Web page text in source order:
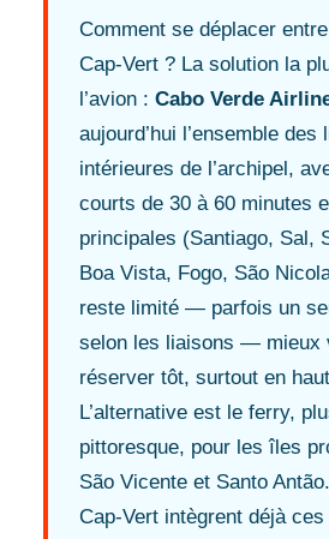
Comment se déplacer
Cap-Vert ? La solution la
l’avion : Cabo Verde
aujourd’hui l’ensemble des
intérieures de l’archipel,
courts de 30 à 60 minutes
principales (Santiago, Sal,
Boa Vista, Fogo, São
reste limité — parfois un
selon les liaisons — mieux
réserver tôt, surtout en
L’alternative est le ferry,
pittoresque, pour les îles
São Vicente et Santo
Cap-Vert intègrent déjà